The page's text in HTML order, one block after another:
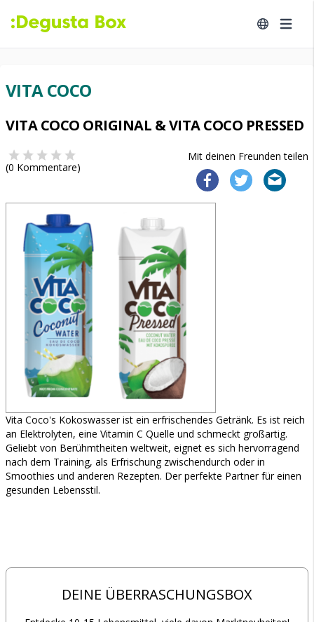
VITA COCO
VITA COCO ORIGINAL & VITA COCO PRESSED
Mit deinen Freunden teilen
(0 Kommentare)
Vita Coco's Kokoswasser ist ein erfrischendes Getränk. Es ist reich
an Elektrolyten, eine Vitamin C Quelle und schmeckt großartig.
Geliebt von Berühmtheiten weltweit, eignet es sich hervorragend
nach dem Training, als Erfrischung zwischendurch oder in
Smoothies und anderen Rezepten. Der perfekte Partner für einen
gesunden Lebensstil.
DEINE ÜBERRASCHUNGSBOX